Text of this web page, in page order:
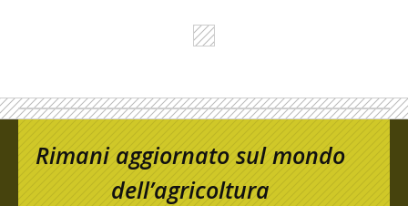
Rimani aggiornato sul mondo
dell’agricoltura